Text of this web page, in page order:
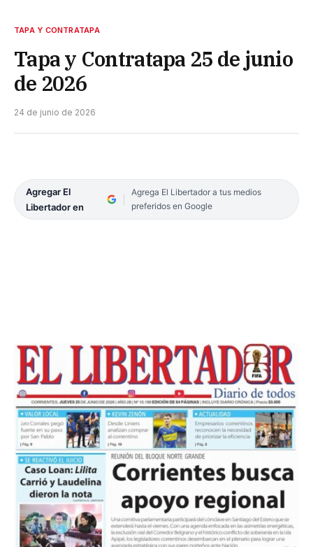
TAPA Y CONTRATAPA
Tapa y Contratapa 25 de junio
de 2026
24 de junio de 2026
Agregar El
Libertador en
Agrega El Libertador a tus medios
preferidos en Google